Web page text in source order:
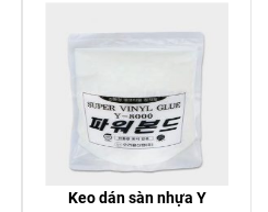
Keo dán sàn nhựa Y